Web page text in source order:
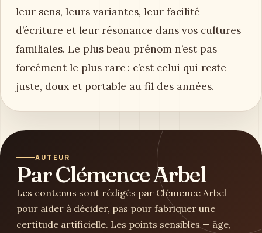
leur sens, leurs variantes, leur facilité
d’écriture et leur résonance dans vos cultures
familiales. Le plus beau prénom n’est pas
forcément le plus rare : c’est celui qui reste
juste, doux et portable au fil des années.
AUTEUR
Par Clémence Arbel
Les contenus sont rédigés par Clémence Arbel
pour aider à décider, pas pour fabriquer une
certitude artificielle. Les points sensibles — âge,